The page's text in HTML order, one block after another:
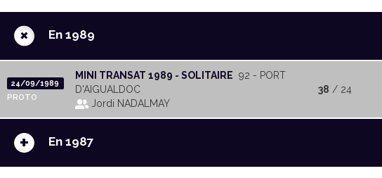
+ En 1989
24/09/1989
PROTO
MINI TRANSAT 1989 - SOLITAIRE 92 - PORT
D'AIGUALDOC
Jordi NADALMAY
38 / 24
+ En 1987